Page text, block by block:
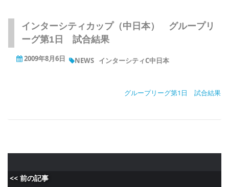
インターシティカップ（中日本） グループリ
ーグ第1日 試合結果
2009年8月6日 NEWS インターシティC中日本
グループリーグ第1日 試合結果
<< 前の記事